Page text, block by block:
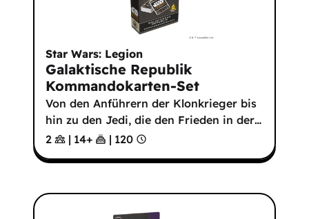
Star Wars: Legion
Galaktische Republik
Kommandokarten-Set
Von den Anführern der Klonkrieger bis
hin zu den Jedi, die den Frieden in der…
2
| 14+ | 120